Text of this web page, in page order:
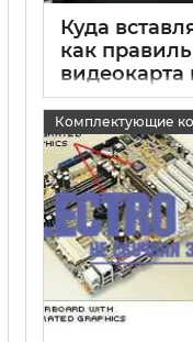
Куда
как
Комплектующие